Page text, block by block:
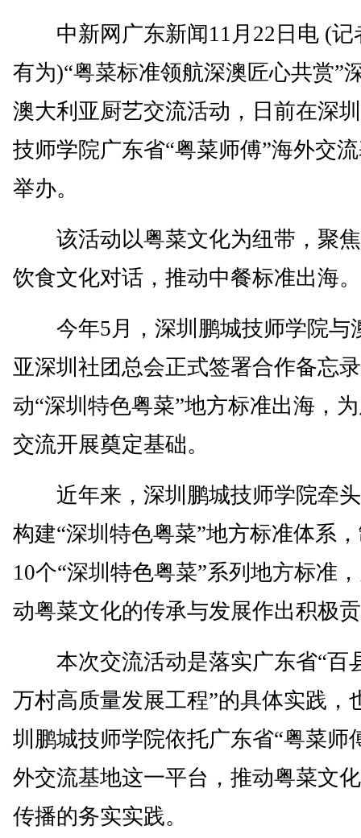
中新网广东新闻11月22日电 (记
有为)“粤菜标准领航深澳匠心共赏”
澳大利亚厨艺交流活动，日前在深
技师学院广东省“粤菜师傅”海外交
举办。
该活动以粤菜文化为纽带，聚
饮食文化对话，推动中餐标准出海。
今年5月，深圳鹏城技师学院与
亚深圳社团总会正式签署合作备忘
动“深圳特色粤菜”地方标准出海，
交流开展奠定基础。
近年来，深圳鹏城技师学院牵
构建“深圳特色粤菜”地方标准体系
10个“深圳特色粤菜”系列地方标准
动粤菜文化的传承与发展作出积极
本次交流活动是落实广东省“百
万村高质量发展工程”的具体实践，
圳鹏城技师学院依托广东省“粤菜师
外交流基地这一平台，推动粤菜文
传播的务实实践。